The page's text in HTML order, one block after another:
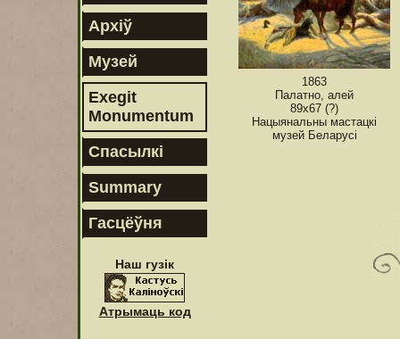
Архіў
Музей
Exegit
Monumentum
Спасылкі
Summary
Гасцёўня
Наш гузік
Атрымаць код
1863
Палатно, алей
89х67 (?)
Нацыянальны мастацкі
музей Беларусі